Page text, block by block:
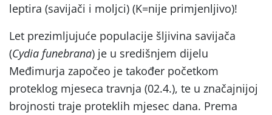
leptira (savijači i moljci) (K=nije primjenljivo)!
Let prezimljujuće populacije šljivina savijača
(Cydia funebrana) je u središnjem dijelu
Međimurja započeo je također početkom
proteklog mjeseca travnja (02.4.), te u značajnijoj
brojnosti traje proteklih mjesec dana. Prema